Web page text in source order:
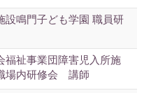
設鳴門子ども学園 職員研
福祉事業団障害児入所施
場内研修会 講師